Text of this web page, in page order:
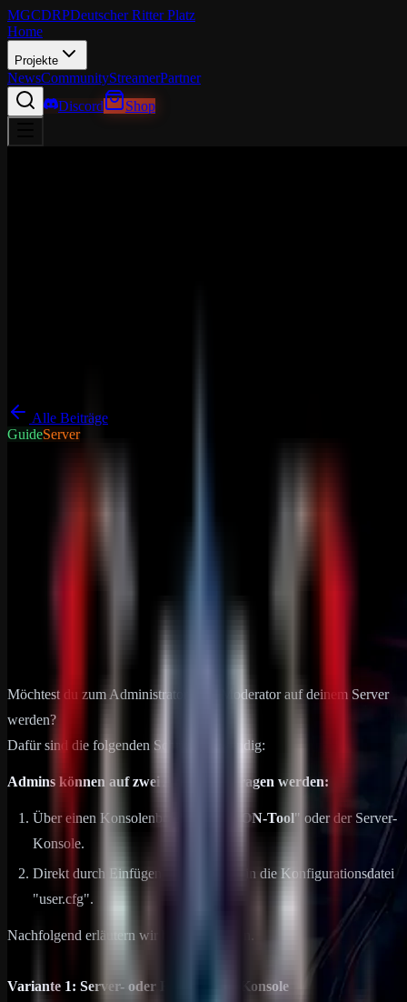
MGCDRPDeutscher Ritter Platz
Home
Projekte
NewsCommunityStreamerPartner
Discord
Shop
Alle Beiträge
GuideServerDRP Gameserver News
Wie werde ich Rust Admin von
meinem Rust Server
Möchtest du zum Administrator oder Moderator auf deinem Server
werden?
Dafür sind die folgenden Schritte notwendig:
Admins können auf zwei Arten eingetragen werden:
Über einen Konsolenbefehl im " RCON-Tool" oder der Server-
Konsole.
Direkt durch Einfügen eines Befehls in die Konfigurationsdatei
"user.cfg".
Nachfolgend erläutern wir beide Varianten.
Variante 1: Server- oder RCON-Tool-Konsole